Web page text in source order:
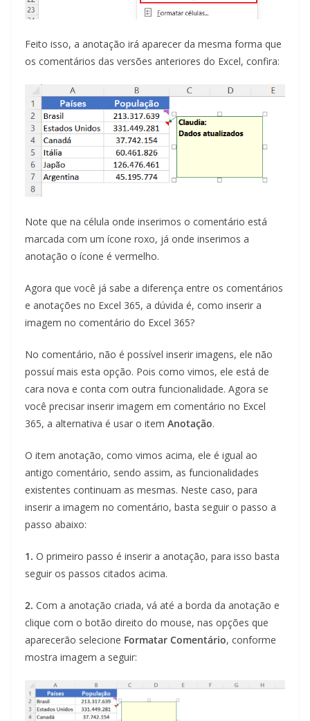
Feito isso, a anotação irá aparecer da mesma forma que
os comentários das versões anteriores do Excel, confira:
Note que na célula onde inserimos o comentário está
marcada com um ícone roxo, já onde inserimos a
anotação o ícone é vermelho.
Agora que você já sabe a diferença entre os comentários
e anotações no Excel 365, a dúvida é, como inserir a
imagem no comentário do Excel 365?
No comentário, não é possível inserir imagens, ele não
possuí mais esta opção. Pois como vimos, ele está de
cara nova e conta com outra funcionalidade. Agora se
você precisar inserir imagem em comentário no Excel
365, a alternativa é usar o item Anotação.
O item anotação, como vimos acima, ele é igual ao
antigo comentário, sendo assim, as funcionalidades
existentes continuam as mesmas. Neste caso, para
inserir a imagem no comentário, basta seguir o passo a
passo abaixo:
1. O primeiro passo é inserir a anotação, para isso basta
seguir os passos citados acima.
2. Com a anotação criada, vá até a borda da anotação e
clique com o botão direito do mouse, nas opções que
aparecerão selecione Formatar Comentário, conforme
mostra imagem a seguir: